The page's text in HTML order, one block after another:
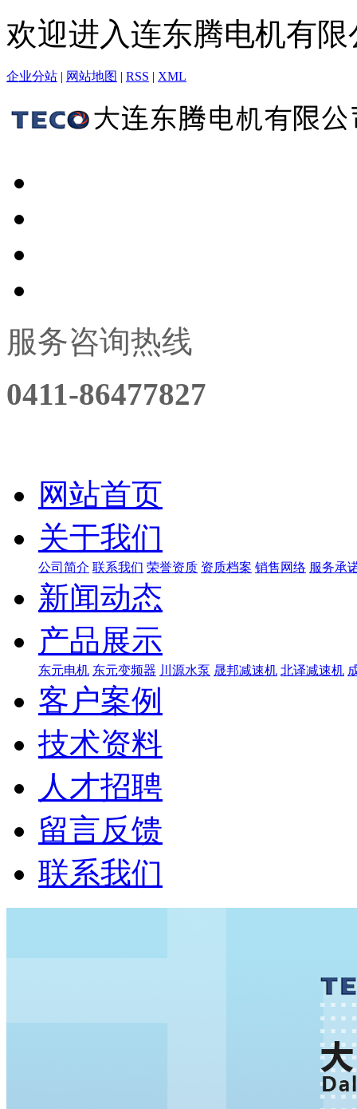
欢迎进入连东腾电机有
企业分站 | 网站地图 | RSS | XML
服务咨询热线
0411-86477827
网站首页
关于我们
公司简介 联系我们 荣誉资质 资质档案 销售网络 服务承
新闻动态
产品展示
东元电机 东元变频器 川源水泵 晟邦减速机 北译减速机
客户案例
技术资料
人才招聘
留言反馈
联系我们